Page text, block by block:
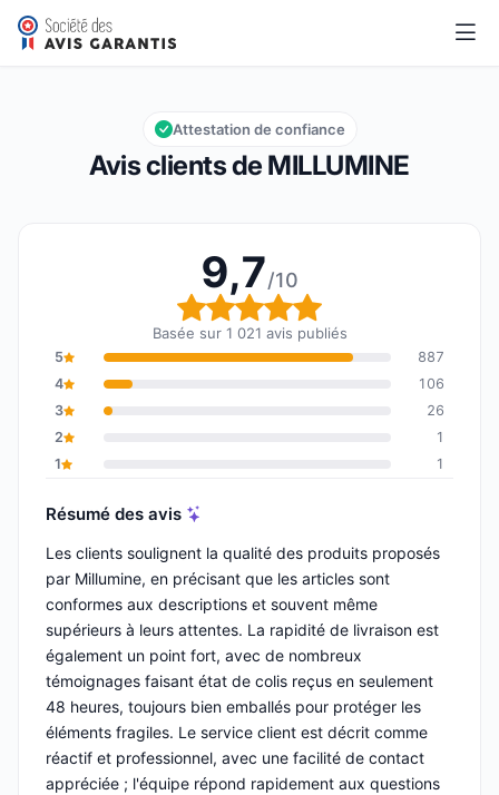
MILLUMINE
Note globale : 9,7 sur 10
9,7/10
Avis clients de MILLUMINE
Attestation de confiance
9,7/10
Note globale : 9,7 sur
Basée sur 1 021 avis publiés
5
887
4
106
3
26
2
1
1
1
Résumé des avis
Les clients soulignent la qualité des produits proposés
par Millumine, en précisant que les articles sont
conformes aux descriptions et souvent même
supérieurs à leurs attentes. La rapidité de livraison est
également un point fort, avec de nombreux
témoignages faisant état de colis reçus en seulement
48 heures, toujours bien emballés pour protéger les
éléments fragiles. Le service client est décrit comme
réactif et professionnel, avec une facilité de contact
appréciée ; l'équipe répond rapidement aux questions